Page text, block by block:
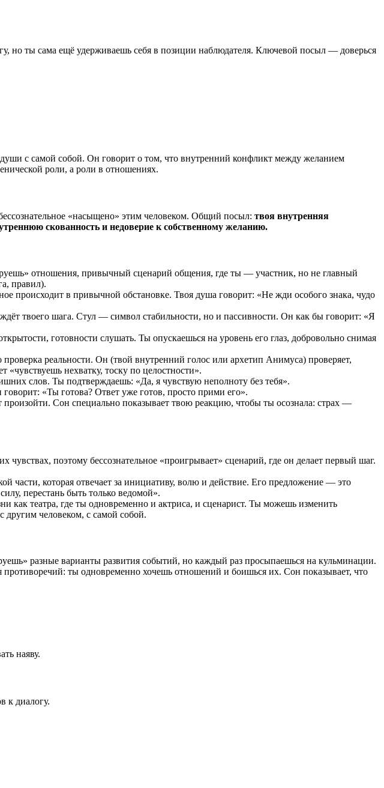
но ты сама ещё удерживаешь себя в позиции наблюдателя. Ключевой посыл — доверься
с самой собой. Он говорит о том, что внутренний конфликт между желанием
роли, а роли в отношениях.
«насыщено» этим человеком. Общий посыл: твоя внутренняя
скованность и недоверие к собственному желанию.
отношения, привычный сценарий общения, где ты — участник, но не главный
правил).
происходит в привычной обстановке. Твоя душа говорит: «Не жди особого знака, чудо
твоего шага. Стул — символ стабильности, но и пассивности. Он как бы говорит: «Я
готовности слушать. Ты опускаешься на уровень его глаз, добровольно снимая
реальности. Он (твой внутренний голос или архетип Анимуса) проверяет,
нехватку, тоску по целостности».
слов. Ты подтверждаешь: «Да, я чувствую неполноту без тебя».
«Ты готова? Ответ уже готов, просто прими его».
Сон специально показывает твою реакцию, чтобы ты осознала: страх —
поэтому бессознательное «проигрывает» сценарий, где он делает первый шаг.
части, которая отвечает за инициативу, волю и действие. Его предложение — это
перестань быть только ведомой».
театра, где ты одновременно и актриса, и сценарист. Ты можешь изменить
человеком, с самой собой.
разные варианты развития событий, но каждый раз просыпаешься на кульминации.
ты одновременно хочешь отношений и боишься их. Сон показывает, что
наяву.
к диалогу.